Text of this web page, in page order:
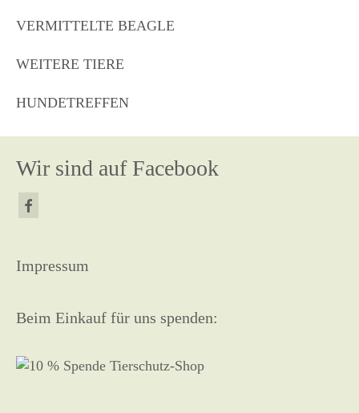
VERMITTELTE BEAGLE
WEITERE TIERE
HUNDETREFFEN
Wir sind auf Facebook
Impressum
Beim Einkauf für uns spenden: